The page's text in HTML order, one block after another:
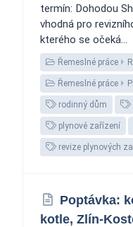
termín: Dohodou
vhodná pro
kterého se očeká...
Řemeslné práce
Řemeslné práce
rodinný dům
plynové zařízení
revize plynových
Poptávka:
kotle, Zlín-